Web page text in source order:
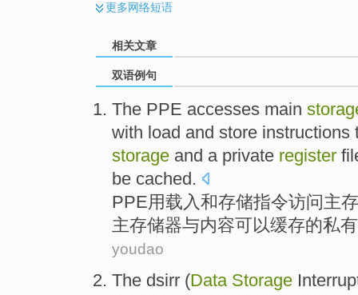
更多网络短语
相关文章
双语例句
The PPE accesses main
with load and store instructions
storage and a private register
be cached.
PPE用载入和存储指令访问主
主存储器与内容可以缓存的私有
youdao
The dsirr (Data Storage